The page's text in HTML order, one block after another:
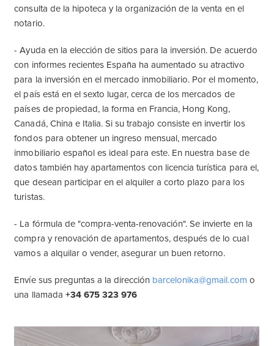
consulta de la hipoteca y la organización de la venta en el
notario.
- Ayuda en la elección de sitios para la inversión. De acuerdo
con informes recientes España ha aumentado su atractivo
para la inversión en el mercado inmobiliario. Por el momento,
el país está en el sexto lugar, cerca de los mercados de
países de propiedad, la forma en Francia, Hong Kong,
Canadá, China e Italia. Si su trabajo consiste en invertir los
fondos para obtener un ingreso mensual, mercado
inmobiliario español es ideal para este. En nuestra base de
datos también hay apartamentos con licencia turística para el,
que desean participar en el alquiler a corto plazo para los
turistas.
- La fórmula de "compra-venta-renovación". Se invierte en la
compra y renovación de apartamentos, después de lo cual
vamos a alquilar o vender, asegurar un buen retorno.
Envíe sus preguntas a la dirección barcelonika@gmail.com o
una llamada +34 675 323 976